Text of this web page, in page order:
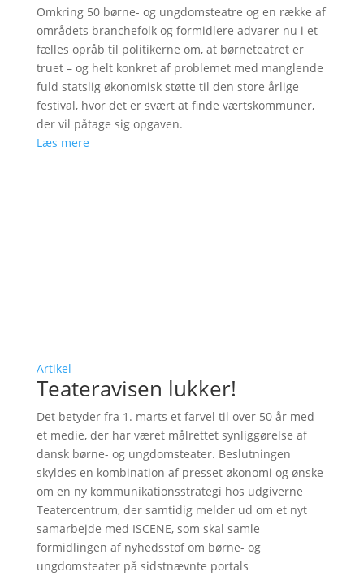
Omkring 50 børne- og ungdomsteatre og en række af
områdets branchefolk og formidlere advarer nu i et
fælles opråb til politikerne om, at børneteatret er
truet – og helt konkret af problemet med manglende
fuld statslig økonomisk støtte til den store årlige
festival, hvor det er svært at finde værtskommuner,
der vil påtage sig opgaven.
Læs mere
Artikel
Teateravisen lukker!
Det betyder fra 1. marts et farvel til over 50 år med
et medie, der har været målrettet synliggørelse af
dansk børne- og ungdomsteater. Beslutningen
skyldes en kombination af presset økonomi og ønske
om en ny kommunikationsstrategi hos udgiverne
Teatercentrum, der samtidig melder ud om et nyt
samarbejde med ISCENE, som skal samle
formidlingen af nyhedsstof om børne- og
ungdomsteater på sidstnævnte portals